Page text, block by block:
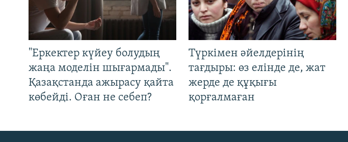
"Еркектер күйеу болудың
жаңа моделін шығармады".
Қазақстанда ажырасу қайта
көбейді. Оған не себеп?
Түркімен әйелдерінің
тағдыры: өз елінде де, жат
жерде де құқығы
қорғалмаған